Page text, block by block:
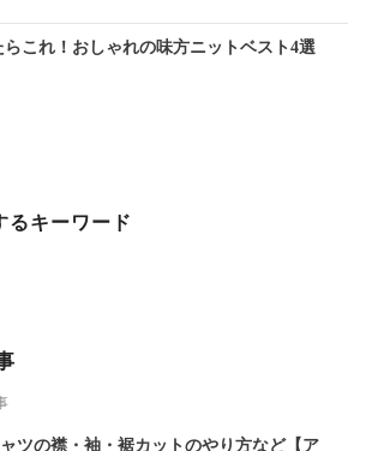
らこれ！おしゃれの味方ニットベスト4選
るキーワード
ツの襟・袖・裾カットのやり方など【ア